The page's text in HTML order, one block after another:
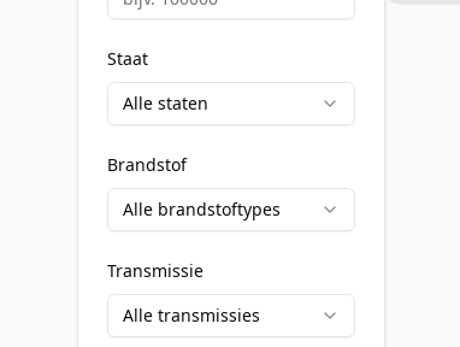
Staat
Alle staten
Brandstof
Alle brandstoftypes
Transmissie
Alle transmissies